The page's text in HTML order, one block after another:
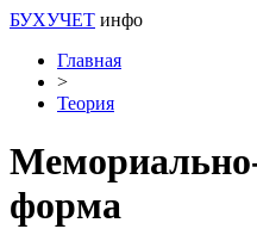
БУХУЧЕТ инфо
Главная
>
Теория
форма